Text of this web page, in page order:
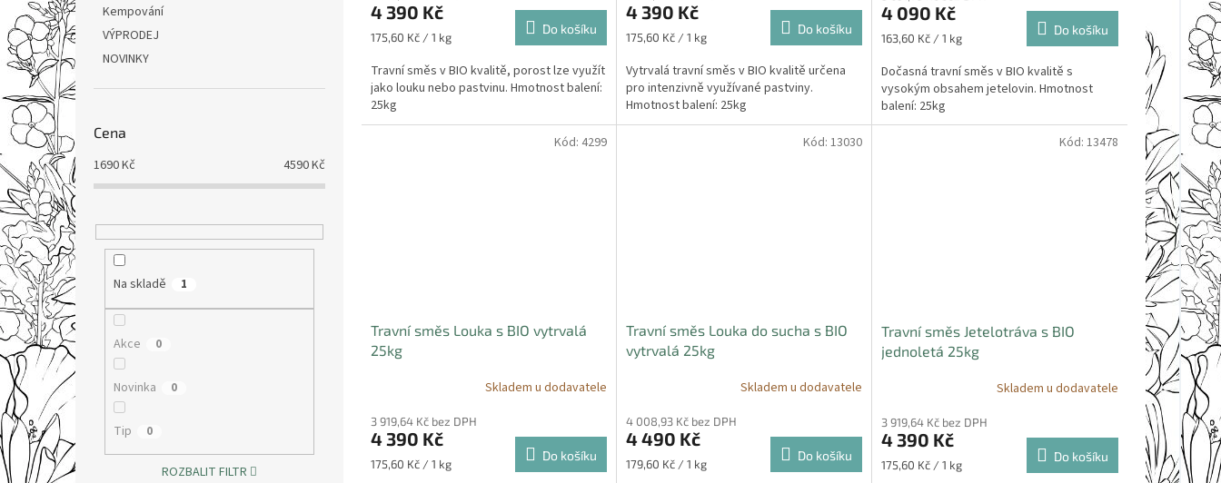
Kempování
VÝPRODEJ
NOVINKY
Cena
1690Kč 4590Kč
Na skladě 1
Akce 0
Novinka 0
Tip 0
ROZBALIT FILTR
4 390 Kč
Měrná
175,60 Kč / 1 kg
Do košíku
Travní směs v BIO kvalitě, porost lze využít
jako louku nebo pastvinu. Hmotnost balení:
25kg
4 390 Kč
Měrná
175,60 Kč / 1 kg
Do košíku
Vytrvalá travní směs v BIO kvalitě určena
pro intenzivně využívané pastviny.
Hmotnost balení: 25kg
4 090 Kč
Měrná
163,60 Kč / 1 kg
Do košíku
Dočasná travní směs v BIO kvalitě s
vysokým obsahem jetelovin. Hmotnost
balení: 25kg
Travní směs Louka s BIO vytrvalá
25kg
Skladem u dodavatele
3 919,64 Kč bez DPH
4 390 Kč
Měrná
175,60 Kč / 1 kg
Do košíku
Kód: 4299
Travní směs Louka do sucha s BIO
vytrvalá 25kg
Skladem u dodavatele
4 008,93 Kč bez DPH
4 490 Kč
Měrná
179,60 Kč / 1 kg
Do košíku
Kód: 13030
Travní směs Jetelotráva s BIO
jednoletá 25kg
Skladem u dodavatele
3 919,64 Kč bez DPH
4 390 Kč
Měrná
175,60 Kč / 1 kg
Do košíku
Kód: 13478